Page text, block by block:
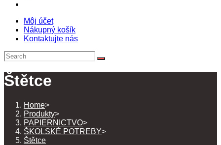
search
Môj účet
Nákupný košík
Kontaktujte nás
Štětce
Home>
Produkty>
PAPIERNICTVO>
ŠKOLSKÉ POTREBY>
Štětce